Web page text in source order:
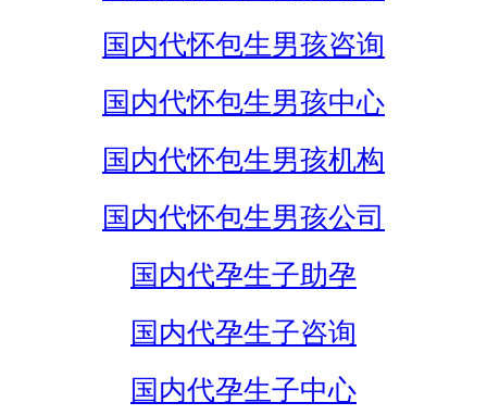
国内代怀包生男孩咨询
国内代怀包生男孩中心
国内代怀包生男孩机构
国内代怀包生男孩公司
国内代孕生子助孕
国内代孕生子咨询
国内代孕生子中心